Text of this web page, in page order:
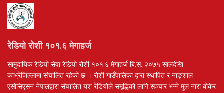
रेडियो रोशी १०१.६ मेगाहर्ज
सामुदायिक रेडियो सेवा रेडियो रोशी १०१.६ मेगाहर्ज बि.स. २०७५ सालदेखि
काभ्रेजिल्लामा संचालित रहेको छ । रोशी गाउँपालिका द्वारा स्थापित र नाङ्शाल
एसोसिएसन नेपालद्वारा संचालित यश रेडियोले समृद्धिको लागि सञ्चार भन्ने मुल नारा बोकेर